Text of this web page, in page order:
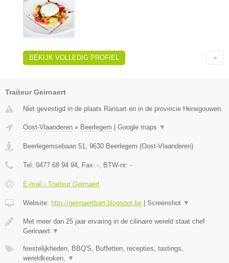
BEKIJK VOLLEDIG PROFIEL
Traiteur Geirnaert
Niet gevestigd in de plaats Ransart en in de provincie Henegouwen.
Oost-Vlaanderen » Beerlegem Google maps ▼
Beerlegemsebaan 51, 9630 Beerlegem (Oost-Vlaanderen)
Tel: 0477 68 94 94, Fax: -, BTW-nr: -
E-mail › Traiteur Geirnaert
Website: http://geirnaertbart.blogspot.be Screenshot ▼
Met meer dan 25 jaar ervaring in de cilinaire wereld staat chef
Gerinaert ▼
feestelijkheden, BBQ'S, Buffetten, recepties, tastings,
wereldkeuken, ▼